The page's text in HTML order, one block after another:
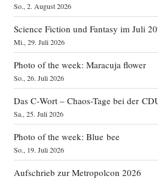
So., 2. August 2026
Science Fiction und Fantasy im Juli
Mi., 29. Juli 2026
Photo of the week: Maracuja flower
So., 26. Juli 2026
Das C‑Wort – Chaos-Tage bei der
Sa., 25. Juli 2026
Photo of the week: Blue bee
So., 19. Juli 2026
Aufschrieb zur Metropolcon 2026